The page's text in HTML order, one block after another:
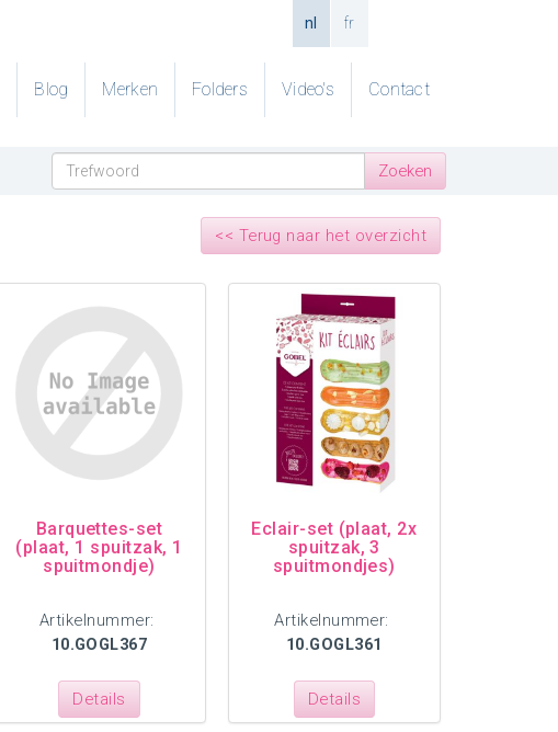
nl fr
Blog Merken Folders Video's Contact
<< Terug naar het overzicht
Barquettes-set
(plaat, 1 spuitzak, 1
spuitmondje)
Artikelnummer:
10.GOGL367
Details
Eclair-set (plaat, 2x
spuitzak, 3
spuitmondjes)
Artikelnummer:
10.GOGL361
Details